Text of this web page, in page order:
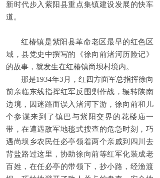
新时代步入紫阳县重点集镇建设发展的快车
道。
红椿镇是紫阳县革命老区最早的红色区
域，县党史中撰写的《徐向前渚河历险记》
的故事，就发生在红椿镇尚坝村境内。
那是1934年3月，红四方面军总指挥徐向
前亲临东线指挥红军反围剿作战，辗转陕南
边境，因迷路而误入渚河下游，徐向前和几
个参谋来到了镇巴与紫阳交界的花楼庙一
带，在遭遇敌军地毯式搜查的危急时刻，巧
遇尚坝乡农民任必亭领着两个亲戚到四川去
背盐路过这里，协助徐向前等红军化装成老
百姓，在任必亭的带领下，抄小路，经渔渡